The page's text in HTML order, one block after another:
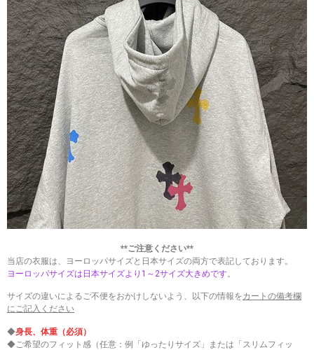
**ご注意ください**
当店の衣服は、ヨーロッパサイズと日本サイズの両方で表記しております。
ヨーロッパサイズは日本サイズより1～2サイズ大きめです。
サイズの違いによるご不便をおかけしないよう、以下の情報をカートの備考欄
にご記入ください
◆身長、体重（必須）
◆ご希望のフィット感（任意：例「ゆったりサイズ」または「スリムフィッ